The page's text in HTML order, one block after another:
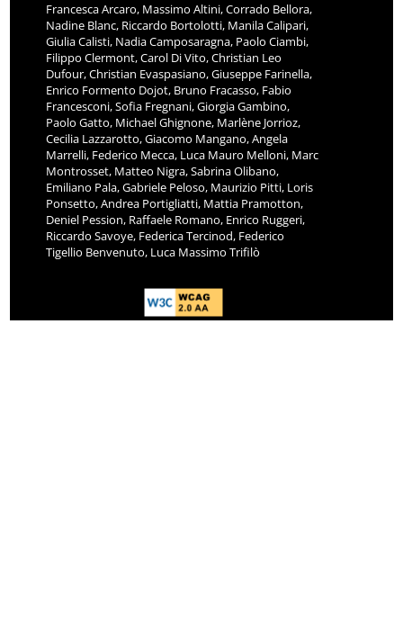
Francesca Arcaro, Massimo Altini, Corrado Bellora,
Nadine Blanc, Riccardo Bortolotti, Manila Calipari,
Giulia Calisti, Nadia Camposaragna, Paolo Ciambi,
Filippo Clermont, Carol Di Vito, Christian Leo
Dufour, Christian Evaspasiano, Giuseppe Farinella,
Enrico Formento Dojot, Bruno Fracasso, Fabio
Francesconi, Sofia Fregnani, Giorgia Gambino,
Paolo Gatto, Michael Ghignone, Marlène Jorrioz,
Cecilia Lazzarotto, Giacomo Mangano, Angela
Marrelli, Federico Mecca, Luca Mauro Melloni, Marc
Montrosset, Matteo Nigra, Sabrina Olibano,
Emiliano Pala, Gabriele Peloso, Maurizio Pitti, Loris
Ponsetto, Andrea Portigliatti, Mattia Pramotton,
Deniel Pession, Raffaele Romano, Enrico Ruggeri,
Riccardo Savoye, Federica Tercinod, Federico
Tigellio Benvenuto, Luca Massimo Trifilò